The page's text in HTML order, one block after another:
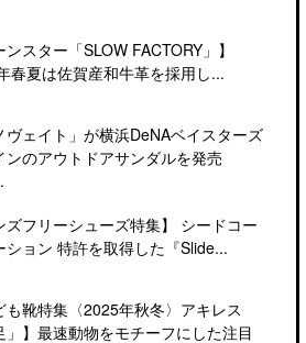
ンスター「SLOW FACTORY」】
春夏は佐賀産和牛革を採用し...
ヴェイト」が横浜DeNAベイスターズ
ンのアウトドアサンダルを発売
ズフリーシューズ特集】 シードコー
ション 特許を取得した『Slide...
も靴特集〈2025年秋冬〉アキレス
」】最速動物をモチーフにした注目